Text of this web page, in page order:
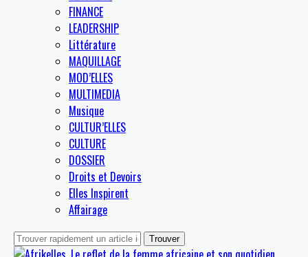
FINANCE
LEADERSHIP
Littérature
MAQUILLAGE
MOD’ELLES
MULTIMEDIA
Musique
CULTUR’ELLES
CULTURE
DOSSIER
Droits et Devoirs
Elles Inspirent
Affairage